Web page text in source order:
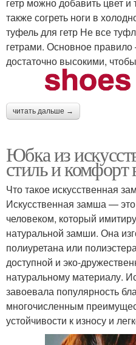
также согреть ноги в
туфель для гетр Не все
гетрами. Основное
достаточно высокими,
читать дальше →
Юбка из
стиль и комфорт
Что такое искусственная
Искусственная замша —
человеком, который
натуральной замши. Она
полиуретана или
доступной и эко-
натуральному материалу.
завоевала популярность
многочисленным
устойчивости к износу и